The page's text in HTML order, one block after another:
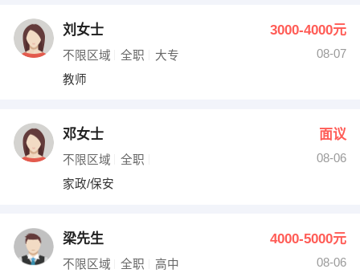
刘女士 3000-4000元
不限区域 全职 大专
08-07
教师
邓女士 面议
不限区域 全职
08-06
家政/保安
梁先生 4000-5000元
不限区域 全职 高中
08-06